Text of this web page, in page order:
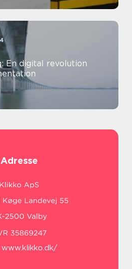
En digital revolution
Adresse
www.klikko.dk/